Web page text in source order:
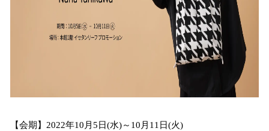
【会期】2022年10月5日(水)～10月11日(火)